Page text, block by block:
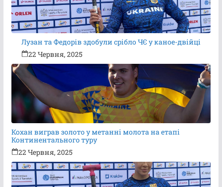
Лузан та Федорів здобули срібло ЧЄ у каное-двійці
22 Червня, 2025
Кохан виграв золото у метанні молота на етапі
Континентального туру
22 Червня, 2025